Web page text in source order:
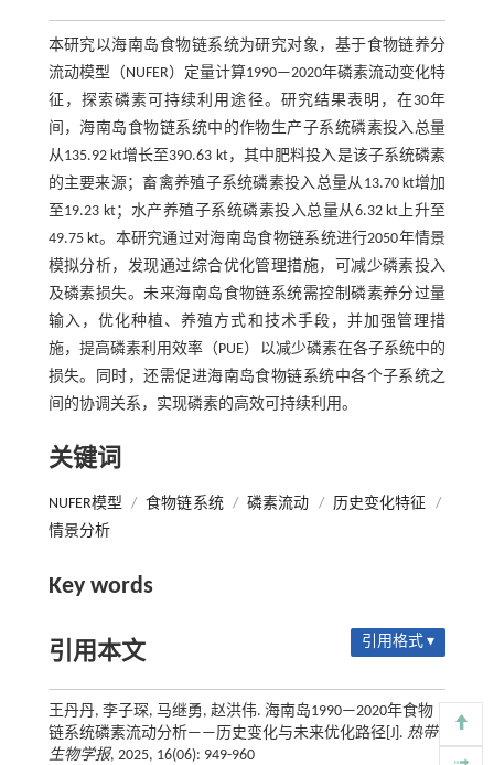
本研究以海南岛食物链系统为研究对象，基于食物链养分
流动模型（NUFER）定量计算1990—2020年磷素流动变化特
征，探索磷素可持续利用途径。研究结果表明，在30年
间，海南岛食物链系统中的作物生产子系统磷素投入总量
从135.92 kt增长至390.63 kt，其中肥料投入是该子系统磷素
的主要来源；畜禽养殖子系统磷素投入总量从13.70 kt增加
至19.23 kt；水产养殖子系统磷素投入总量从6.32 kt上升至
49.75 kt。本研究通过对海南岛食物链系统进行2050年情景
模拟分析，发现通过综合优化管理措施，可减少磷素投入
及磷素损失。未来海南岛食物链系统需控制磷素养分过量
输入，优化种植、养殖方式和技术手段，并加强管理措
施，提高磷素利用效率（PUE）以减少磷素在各子系统中的
损失。同时，还需促进海南岛食物链系统中各个子系统之
间的协调关系，实现磷素的高效可持续利用。
关键词
NUFER模型 / 食物链系统 / 磷素流动 / 历史变化特征 /
情景分析
Key words
引用本文 引用格式 ▾
王丹丹, 李子琛, 马继勇, 赵洪伟. 海南岛1990—2020年食物
链系统磷素流动分析——历史变化与未来优化路径[J]. 热带
生物学报, 2025, 16(06): 949-960